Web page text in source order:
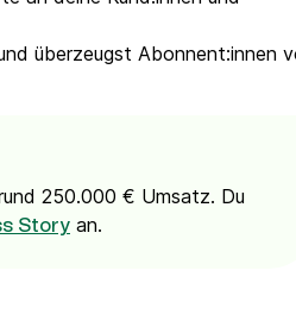
überzeugst Abonnent:innen
250.000 € Umsatz. Du
Story an.